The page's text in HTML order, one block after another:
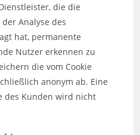
die die
Analyse des
hat, permanente
Nutzer erkennen zu
die vom Cookie
anonym ab. Eine
des Kunden wird nicht